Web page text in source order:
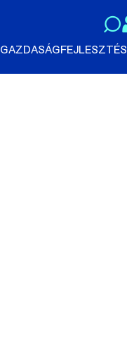
GAZDASÁGFEJLESZTÉS